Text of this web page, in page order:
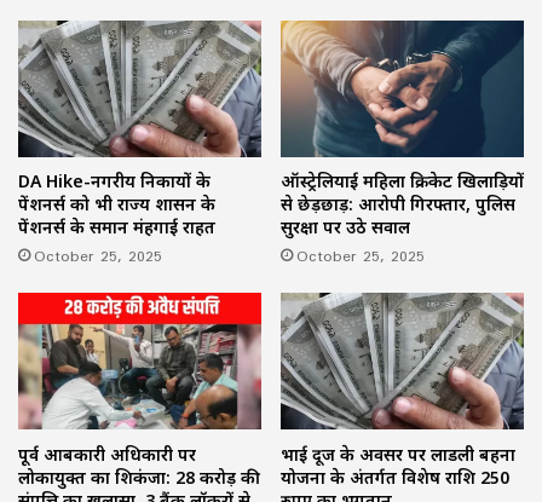
DA Hike-नगरीय निकायों के
पेंशनर्स को भी राज्य शासन के
पेंशनर्स के समान मंहगाई राहत
October 25, 2025
ऑस्ट्रेलियाई महिला क्रिकेट खिलाड़ियों
से छेड़छाड़: आरोपी गिरफ्तार, पुलिस
सुरक्षा पर उठे सवाल
October 25, 2025
पूर्व आबकारी अधिकारी पर
लोकायुक्त का शिकंजा: 28 करोड़ की
भाई दूज के अवसर पर लाडली बहना
योजना के अंतर्गत विशेष राशि 250